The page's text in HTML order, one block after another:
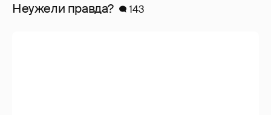
Неужели правда? 143